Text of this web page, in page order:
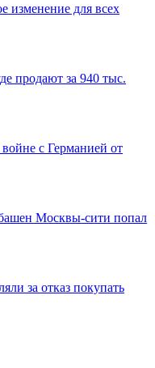
изменение для всех
продают за 940 тыс.
с Германией от
Москвы-сити попал
за отказ покупать